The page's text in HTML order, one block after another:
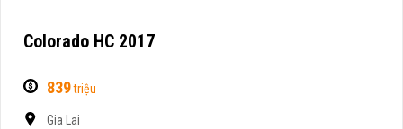
Colorado HC 2017
839triệu
Gia Lai